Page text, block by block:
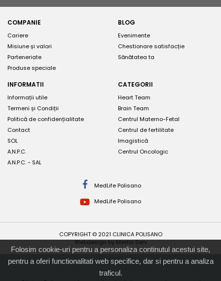
Folosim cookie-uri pentru a personaliza continutul acestui site,
pentru a oferi functionalitati web specifice, dar si pentru a analiza
traficul.
COMPANIE
Cariere
Misiune și valori
Parteneriate
Produse speciale
BLOG
Evenimente
Chestionare satisfacție
Sănătatea ta
INFORMATII
Informații utile
Termeni și Condiții
Politică de confidențialitate
Contact
SOL
A.N.P.C.
A.N.P.C. - SAL
CATEGORII
Heart Team
Brain Team
Centrul Materno-Fetal
Centrul de fertilitate
Imagistică
Centrul Oncologic
MedLife Polisano
MedLife Polisano
COPYRIGHT © 2021 CLINICA POLISANO
Webdesign by Media Serv